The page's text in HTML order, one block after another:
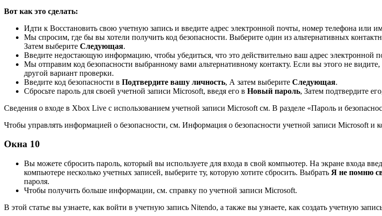
Вот как это сделать:
Идти к Восстановить свою учетную запись и введите адрес электронной почты, номер телефона или
Мы спросим, ​​где бы вы хотели получить код безопасности. Выберите один из альтернативных
Затем выберите Следующая.
Введите недостающую информацию, чтобы убедиться, что это действительно ваш адрес электронной
Мы отправим код безопасности выбранному вами альтернативному контакту. Если вы этого не
другой вариант проверки.
Введите код безопасности в Подтвердите вашу личность, А затем выберите Следующая.
Сбросьте пароль для своей учетной записи Microsoft, введя его в Новый пароль, Затем подтвердите
Сведения о входе в Xbox Live с использованием учетной записи Microsoft см. В разделе «Пароль и
Чтобы управлять информацией о безопасности, см. Информация о безопасности учетной записи Microsoft и
Окна 10
Вы можете сбросить пароль, который вы используете для входа в свой компьютер. На экране входа
компьютере несколько учетных записей, выберите ту, которую хотите сбросить. Выбрать Я не помню
пароля.
Чтобы получить больше информации, см. справку по учетной записи Microsoft.
В этой статье вы узнаете, как войти в учетную запись Nitendo, а также вы узнаете, как создать учетную